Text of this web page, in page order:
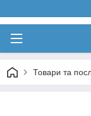
Товари та